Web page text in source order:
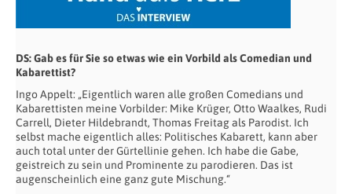
DS: Gab es für Sie so etwas wie ein Vorbild als Comedian und
Kabarettist?
Ingo Appelt: „Eigentlich waren alle großen Comedians und
Kabarettisten meine Vorbilder: Mike Krüger, Otto Waalkes, Rudi
Carrell, Dieter Hildebrandt, Thomas Freitag als Parodist. Ich
selbst mache eigentlich alles: Politisches Kabarett, kann aber
auch total unter der Gürtellinie gehen. Ich habe die Gabe,
geistreich zu sein und Prominente zu parodieren. Das ist
augenscheinlich eine ganz gute Mischung.“